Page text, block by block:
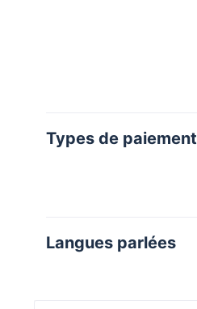
Types de paiement
Langues parlées